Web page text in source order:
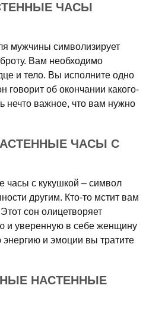
ЧАСЫ
мужчины символизирует
Вам необходимо
и тело. Вы исполните одно
говорит об окончании какого-
нечто важное, что вам нужно
ЧАСЫ С
часы с кукушкой – символ
другим. Кто-то мстит вам
сон олицетворяет
и уверенную в себе женщину
и эмоции вы тратите
НАСТЕННЫЕ